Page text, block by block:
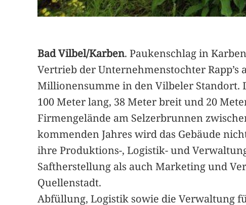
Bad Vilbel/Karben. Paukenschlag in
Vertrieb der Unternehmenstochter
Millionensumme in den Vilbeler Standort.
100 Meter lang, 38 Meter breit und 20
Firmengelände am Selzerbrunnen
kommenden Jahres wird das Gebäude
ihre Produktions-, Logistik- und
Saftherstellung als auch Marketing und
Quellenstadt.
Abfüllung, Logistik sowie die Verwaltung